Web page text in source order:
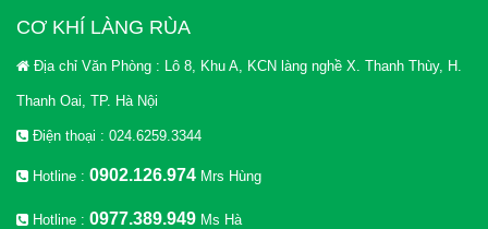
CƠ KHÍ LÀNG RÙA
Địa chỉ Văn Phòng : Lô 8, Khu A, KCN làng nghề X. Thanh Thùy, H.
Thanh Oai, TP. Hà Nội
Điện thoại : 024.6259.3344
Hotline : 0902.126.974 Mrs Hùng
Hotline : 0977.389.949 Ms Hà